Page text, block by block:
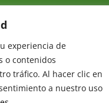
experiencia de
o contenidos
tráfico. Al hacer clic en
a nuestro uso